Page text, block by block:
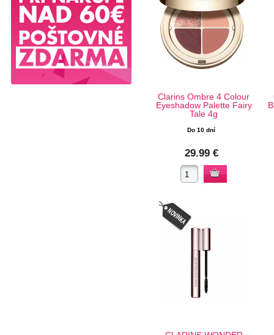
Clarins Ombre 4 Colour
Eyeshadow Palette Fairy
Tale 4g
Do 10 dní
29.99 €